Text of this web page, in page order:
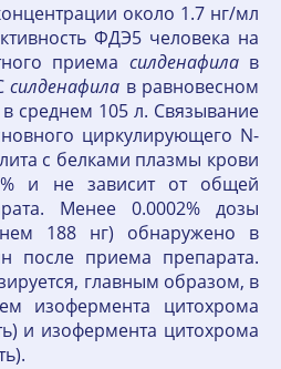
около 1.7 нг/мл
ФДЭ5 человека на
приема силденафилав
силденафила в равновесном
в среднем 105 л. Связывание
циркулирующего N-
с белками плазмы крови
и не зависит от общей
Менее 0.0002% дозы
188 нг) обнаружено в
после приема препарата.
главным образом, в
изофермента цитохрома
и изофермента цитохрома